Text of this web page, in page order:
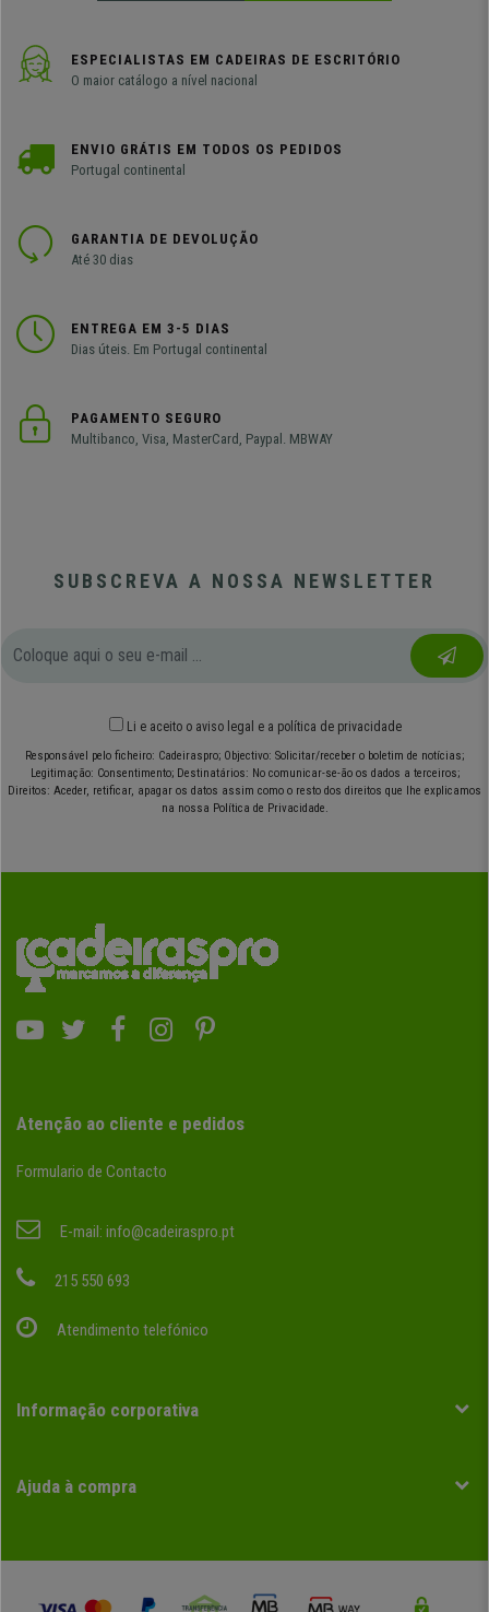
ESPECIALISTAS EM CADEIRAS DE ESCRITÓRIO
O maior catálogo a nível nacional
ENVIO GRÁTIS EM TODOS OS PEDIDOS
Portugal continental
GARANTIA DE DEVOLUÇÃO
Até 30 dias
ENTREGA EM 3-5 DIAS
Dias úteis. Em Portugal continental
PAGAMENTO SEGURO
Multibanco, Visa, MasterCard, Paypal. MBWAY
SUBSCREVA A NOSSA NEWSLETTER
Li e aceito o aviso legal e a política de privacidade
Responsável pelo ficheiro: Cadeiraspro; Objectivo: Solicitar/receber o boletim de notícias;
Legitimação: Consentimento; Destinatários: No comunicar-se-ão os dados a terceiros;
Direitos: Aceder, retificar, apagar os datos assim como o resto dos direitos que lhe explicamos
na nossa Política de Privacidade.
Atenção ao cliente e pedidos
Formulario de Contacto
E-mail: info@cadeiraspro.pt
215 550 693
Atendimento telefónico
Informação corporativa
Ajuda à compra